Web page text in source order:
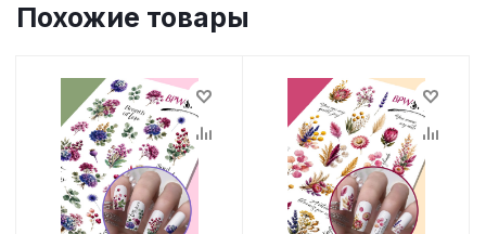
Похожие товары